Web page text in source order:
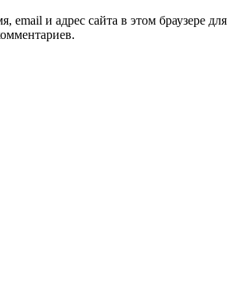
email и адрес сайта в этом браузере для